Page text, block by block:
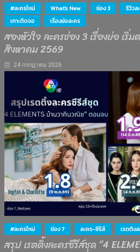
#ละครใหม่ What's New ช่อง 3 รีวิวล
เกาะติดจอ
เรื่องย่อละคร
สองหัวใจ ละครช่อง 3 เรื่องย่อ เริ่
สิงหาคม 2569
24 กรกฎาคม 2026
#ละครใหม่ ช่อง 7 ละคร-ซีรีส์ เรตติง
สรุป เรตติ้งละครซีรีส์ชุด “4